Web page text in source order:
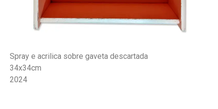
Spray e acrilica sobre gaveta descartada
34x34cm
2024